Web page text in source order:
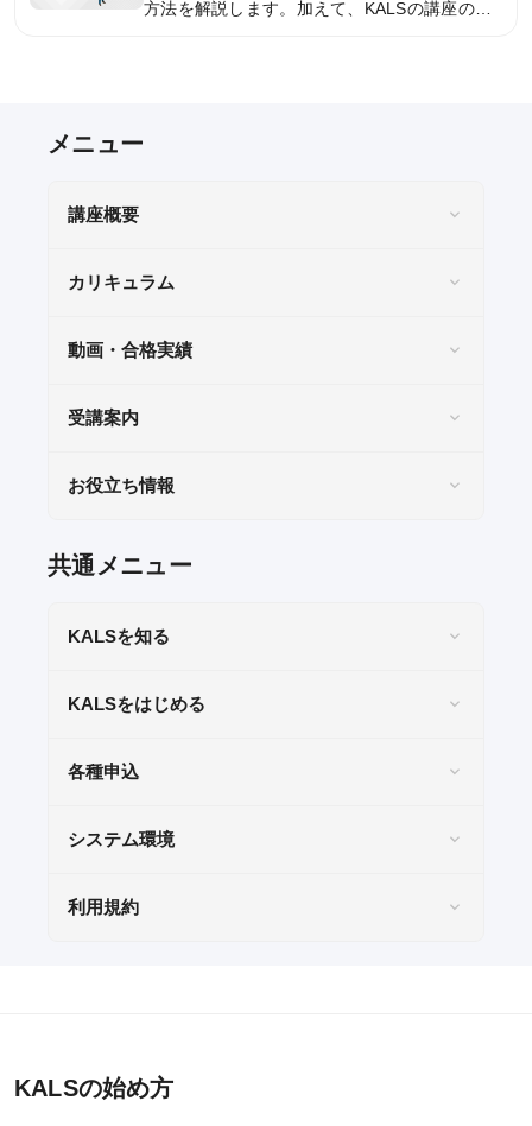
講座概要
カリキュラム
動画・合格実績
受講案内
お役立ち情報
共通メニュー
KALSを知る
KALSをはじめる
各種申込
システム環境
利用規約
方法を解説します。加えて、KALSの講座の内
KALSの始め方